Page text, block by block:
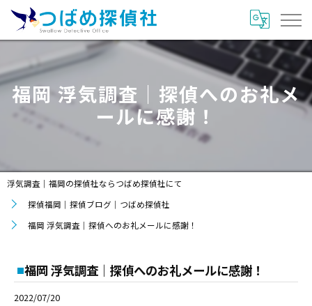
福岡 浮気調査｜探偵へのお礼メ
ールに感謝！
浮気調査｜福岡の探偵社ならつばめ探偵社にて
探偵福岡｜探偵ブログ｜つばめ探偵社
福岡 浮気調査｜探偵へのお礼メールに感謝！
福岡 浮気調査｜探偵へのお礼メールに感謝！
2022/07/20